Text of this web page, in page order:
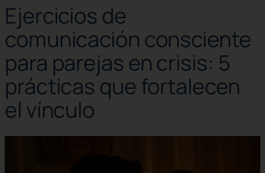
Ejercicios de
comunicación consciente
para parejas en crisis: 5
prácticas que fortalecen
el vínculo